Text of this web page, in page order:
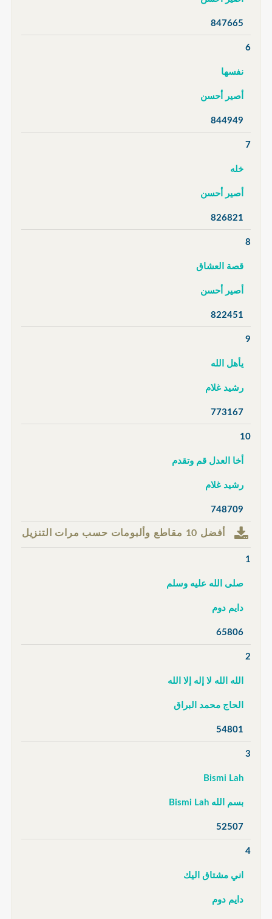
847665
6
نفسها
أصير أحسن
844949
7
خله
أصير أحسن
826821
8
قصة العشاق
أصير أحسن
822451
9
يأهل الله
رشيد غلام
773167
10
أخا العدل قم وتقدم
رشيد غلام
748709
أفضل 10 مقاطع وألبومات حسب مرات التنزيل
1
صلى الله عليه وسلم
دايم دوم
65806
2
الله الله لا إله إلا الله
الحاج محمد البراق
54801
3
Bismi Lah
بسم الله Bismi Lah
52507
4
اني مشتاق اليك
دايم دوم